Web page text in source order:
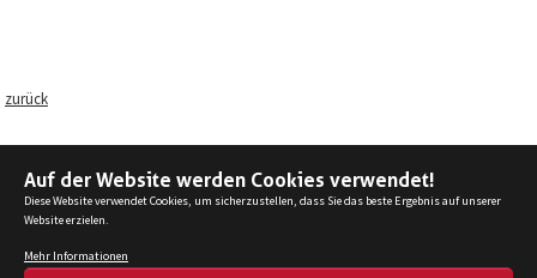
Auf der Website werden Cookies verwendet!
Diese Website verwendet Cookies, um sicherzustellen, dass Sie das beste Ergebnis auf unserer
Website erzielen.
Mehr Informationen
zurück
Kontakt Datenschutz Impressum Design Umsetzung